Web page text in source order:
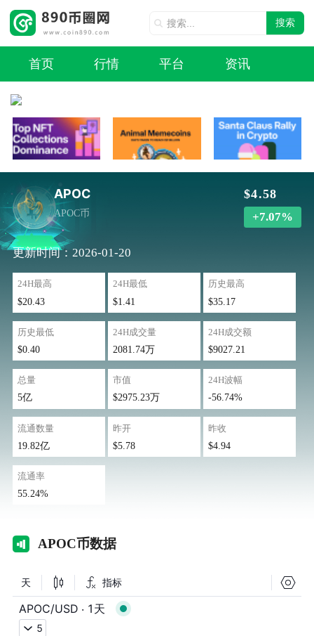
搜索
首页 行情 平台 资讯
APOC
APOC币
$4.58
+7.07%
更新时间：2026-01-20
24H最高
$20.43
24H最低
$1.41
历史最高
$35.17
历史最低
$0.40
24H成交量
2081.74万
24H成交额
$9027.21
总量
5亿
市值
$2975.23万
24H波幅
-56.74%
流通数量
19.82亿
昨开
$5.78
昨收
$4.94
流通率
55.24%
APOC币数据